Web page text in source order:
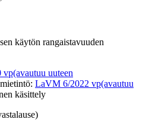
käytön rangaistavuuden
vp(avautuu uuteen
: LaVM 6/2022 vp(avautuu
käsittely